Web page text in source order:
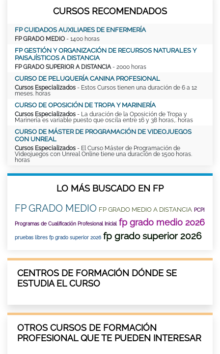
CURSOS RECOMENDADOS
FP CUIDADOS AUXILIARES DE ENFERMERÍA
FP GRADO MEDIO - 1400 horas
FP GESTIÓN Y ORGANIZACIÓN DE RECURSOS NATURALES Y
PAISAJÍSTICOS A DISTANCIA
FP GRADO SUPERIOR A DISTANCIA - 2000 horas
CURSO DE PELUQUERÍA CANINA PROFESIONAL
Cursos Especializados - Estos Cursos tienen una duración de 6 a 12
meses. horas
CURSO DE OPOSICIÓN DE TROPA Y MARINERÍA
Cursos Especializados - La duración de la Oposición de Tropa y
Marinería es variable puesto que oscila entre 16 y 38 horas,. horas
CURSO DE MÁSTER DE PROGRAMACIÓN DE VIDEOJUEGOS
CON UNREAL
Cursos Especializados - El Curso Máster de Programación de
Videojuegos con Unreal Online tiene una duración de 1500 horas.
horas
LO MÁS BUSCADO EN FP
FP GRADO MEDIO FP GRADO MEDIO A DISTANCIA PCPI
Programas de Cualificación Profesional Inicial fp grado medio 2026
pruebas libres fp grado superior 2026 fp grado superior 2026
CENTROS DE FORMACIÓN DÓNDE SE
ESTUDIA EL CURSO
OTROS CURSOS DE FORMACIÓN
PROFESIONAL QUE TE PUEDEN INTERESAR